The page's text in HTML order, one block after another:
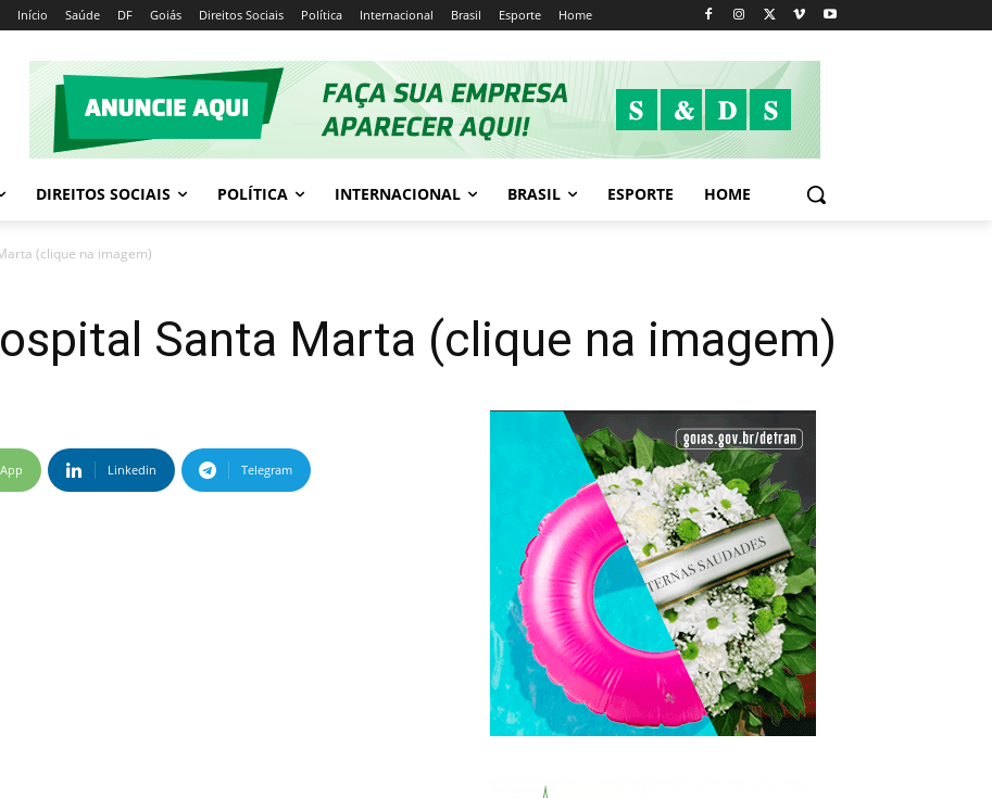
Início Saúde DF Goiás Direitos Sociais Política Internacional Brasil Esporte Home
DIREITOS SOCIAIS POLÍTICA INTERNACIONAL BRASIL ESPORTE HOME
(clique na imagem)
Santa Marta (clique na imagem)
Linkedin Telegram